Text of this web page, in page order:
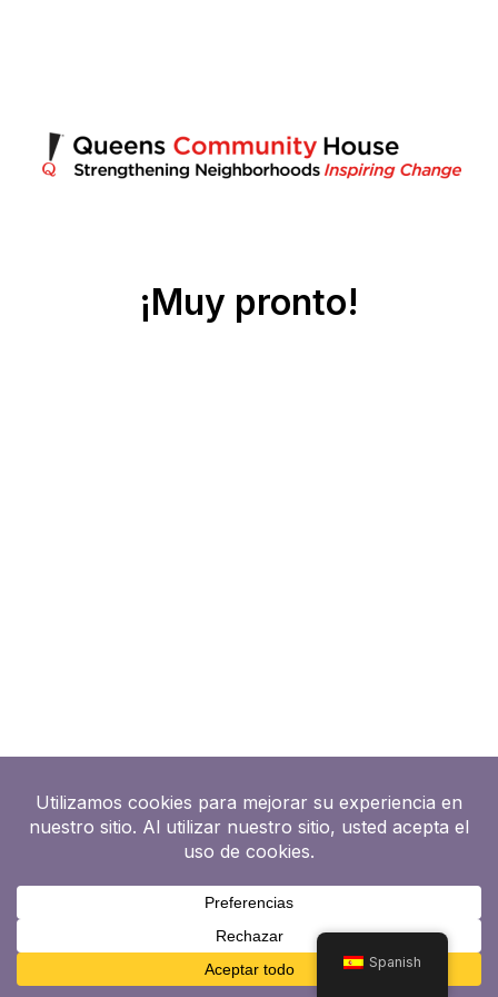
¡Muy pronto!
Spanish